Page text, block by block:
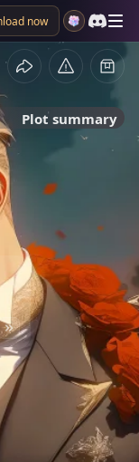
now
Plot summary